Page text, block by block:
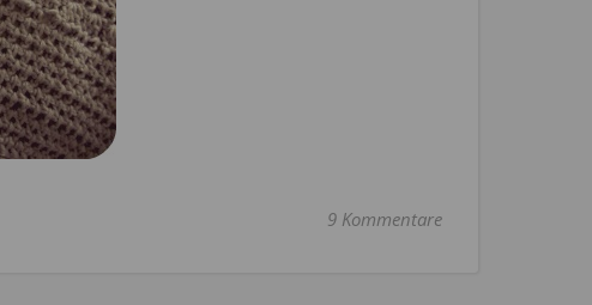
9 Kommentare